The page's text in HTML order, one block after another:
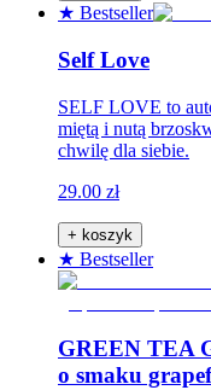
★ Bestseller
Self Love
SELF LOVE to
miętą i nutą
chwilę dla siebie.
29.00 zł
+ koszyk
★ Bestseller
GREEN TEA
o smaku